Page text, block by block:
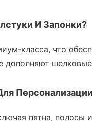
И Запонки?
класса, что
пятна, полосы